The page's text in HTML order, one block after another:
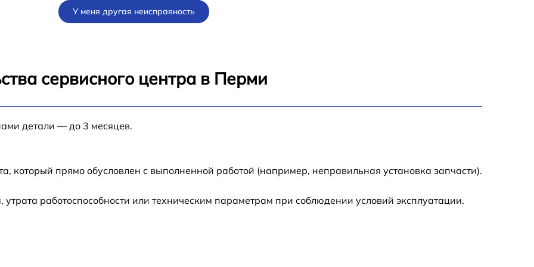
от 30 мин
от 50 мин 890 р
У меня другая неисправность
сервисного центра в Перми
детали — до 3 месяцев.
который прямо обусловлен с выполненной работой (например, неправильная установка запчасти).
работоспособности или техническим параметрам при соблюдении условий эксплуатации.